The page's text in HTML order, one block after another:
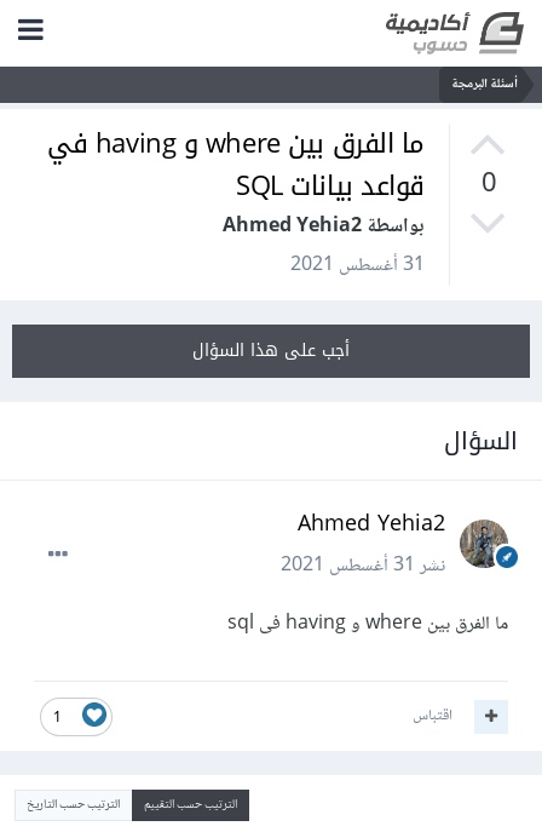
أسئلة البرمجة
0
ما الفرق بين where و having في
قواعد بيانات SQL
بواسطة Ahmed Yehia2
31 أغسطس 2021
أجب على هذا السؤال
السؤال
Ahmed Yehia2
نشر31 أغسطس 2021
ما الفرق بين where و having فى sql
1 اقتباس
الترتيب حسب التقييم الترتيب حسب التاريخ